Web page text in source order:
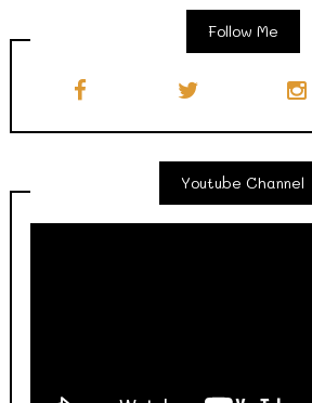
Follow Me
Youtube Channel